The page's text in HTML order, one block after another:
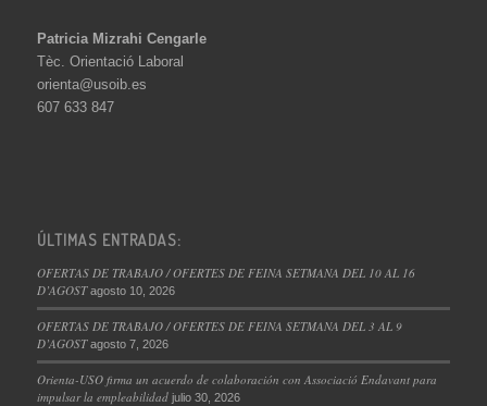
Patricia Mizrahi Cengarle
Tèc. Orientació Laboral
orienta@usoib.es
607 633 847
ÚLTIMAS ENTRADAS:
OFERTAS DE TRABAJO / OFERTES DE FEINA SETMANA DEL 10 AL 16
D’AGOST agosto 10, 2026
OFERTAS DE TRABAJO / OFERTES DE FEINA SETMANA DEL 3 AL 9
D’AGOST agosto 7, 2026
Orienta-USO firma un acuerdo de colaboración con Associació Endavant para
impulsar la empleabilidad julio 30, 2026